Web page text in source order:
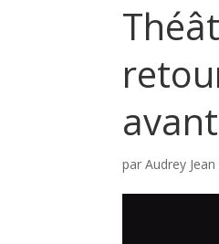
parAudrey Jean